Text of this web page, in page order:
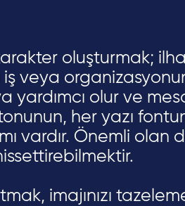
oluşturmak;
iş veya
olur ve
her yazı
vardır. Önemli
imajınızı